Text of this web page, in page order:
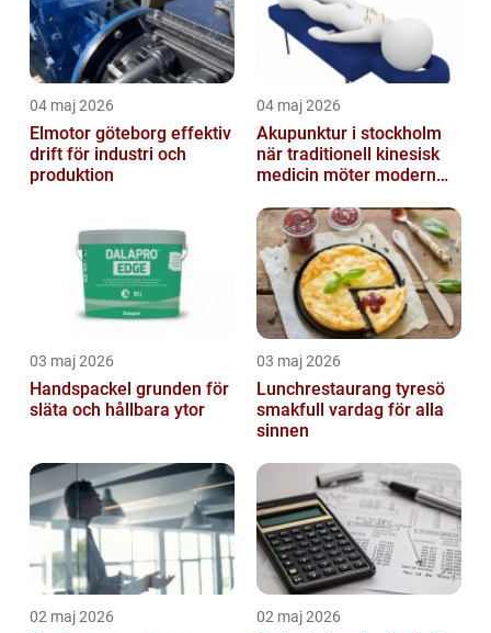
04 maj 2026
Elmotor göteborg effektiv
drift för industri och
produktion
04 maj 2026
Akupunktur i stockholm
när traditionell kinesisk
medicin möter modern
03 maj 2026
Handspackel grunden för
släta och hållbara ytor
03 maj 2026
Lunchrestaurang tyresö
smakfull vardag för alla
sinnen
02 maj 2026 02 maj 2026